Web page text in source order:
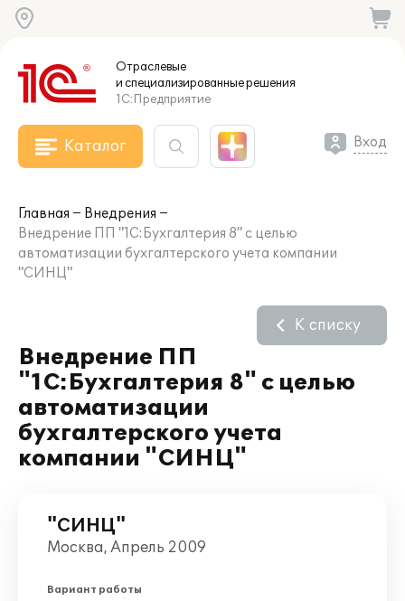
Отраслевые
и специализированныерешения
1С:Предприятие
Каталог Вход
Главная
Внедрения
Внедрение ПП "1С:Бухгалтерия 8" с целью
автоматизации бухгалтерского учета компании
"СИНЦ"
Внедрение ПП
"1С:Бухгалтерия 8" с целью
автоматизации
бухгалтерского учета
компании "СИНЦ"
К списку
"СИНЦ"
Москва, Апрель 2009
Вариант работы